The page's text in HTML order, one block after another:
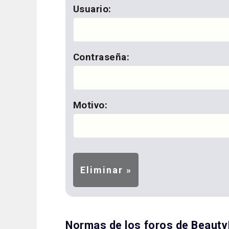
Usuario:
Contraseña:
Motivo:
Normas de los foros de